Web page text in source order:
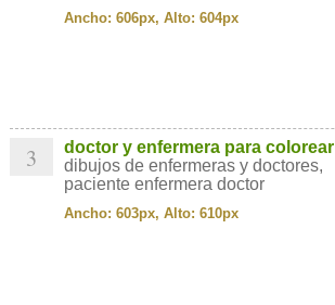
Ancho: 606px, Alto: 604px
3
doctor y enfermera para colorear
dibujos de enfermeras y doctores,
paciente enfermera doctor
Ancho: 603px, Alto: 610px